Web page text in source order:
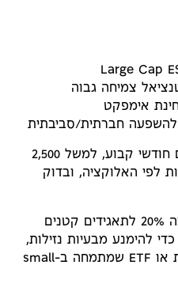
צמיחה גבוה
הדרך לפרקטיקה: קבע סכום חודשי קבוע, למשל 2,500
לפי האלוקציה, ובדוק
דוגמה חיה: נניח שאתה מקצה 20% לתאגידים קטנים
להימנע מבעיות נזילות,
שלב רכישה דרך קרן מנוהלת או ETF שמתמחה ב-small